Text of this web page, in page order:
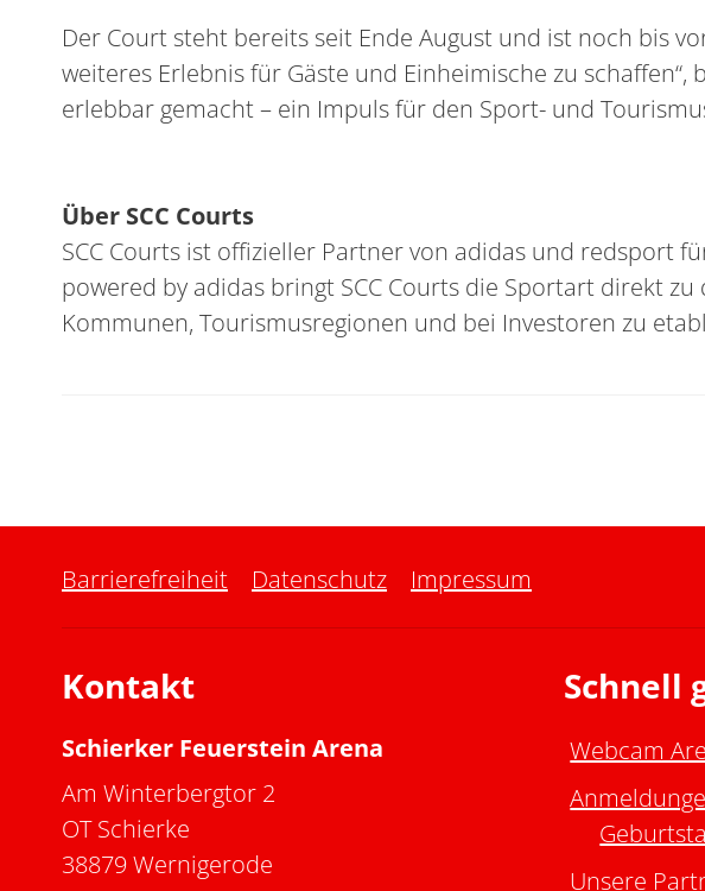
Der Court steht bereits seit Ende August und ist noch bis
weiteres Erlebnis für Gäste und Einheimische zu
erlebbar gemacht – ein Impuls für den Sport- und
Über SCC Courts
SCC Courts ist offizieller Partner von adidas und redsport
powered by adidas bringt SCC Courts die Sportart direkt
Kommunen, Tourismusregionen und bei Investoren zu
Barrierefreiheit Datenschutz Impressum
Kontakt
Schierker Feuerstein Arena
Am Winterbergtor 2
OT Schierke
38879 Wernigerode
Schnell
Webcam
Unsere